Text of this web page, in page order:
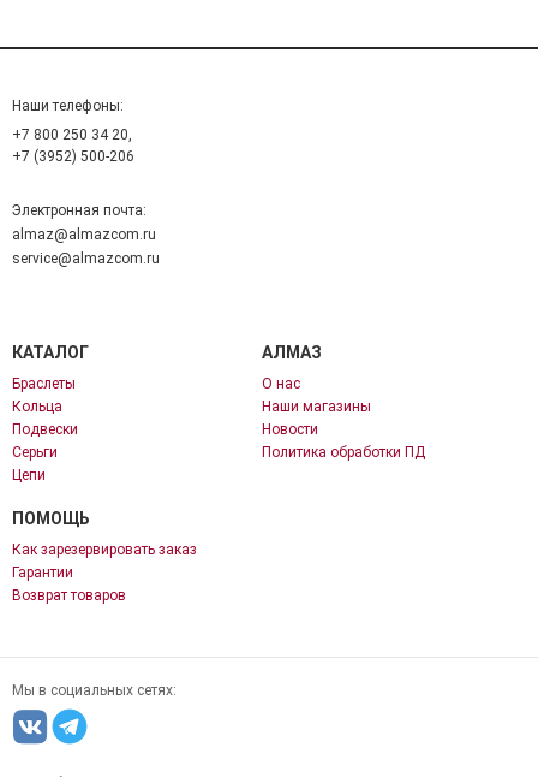
Наши телефоны:
+7 800 250 34 20,
+7 (3952) 500-206
Электронная почта:
almaz@almazcom.ru
service@almazcom.ru
КАТАЛОГ
Браслеты
Кольца
Подвески
Серьги
Цепи
АЛМАЗ
О нас
Наши магазины
Новости
Политика обработки ПД
ПОМОЩЬ
Как зарезервировать заказ
Гарантии
Возврат товаров
Мы в социальных сетях: